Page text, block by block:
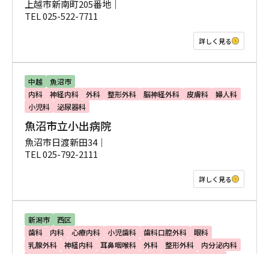
上越市新南町205番地｜
TEL 025-522-7711
詳しく見る
中越
魚沼市
内科
神経内科 外科 整形外科 脳神経外科 皮膚科
婦人科
小児科
泌尿器科
魚沼市立小出病院
魚沼市日渡新田34｜
TEL 025-792-2111
詳しく見る
新潟市
西区
歯科
内科 心療内科 小児歯科 歯科口腔外科
眼科
乳腺外科
神経内科 耳鼻咽喉科 外科 整形外科
内分泌内科